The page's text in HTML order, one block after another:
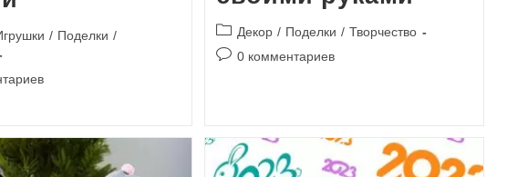
/ Поделки /
Рубрика
записи:
Декор / Поделки / Творчество
Комментарии
0 комментариев